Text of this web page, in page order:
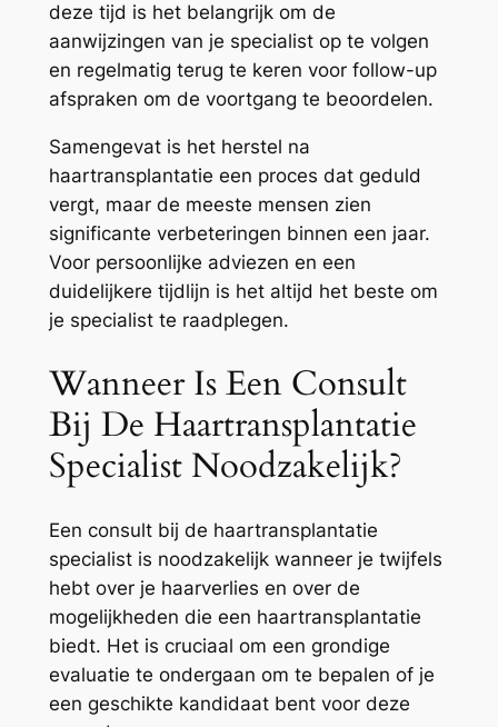
deze tijd is het belangrijk om de
aanwijzingen van je specialist op te volgen
en regelmatig terug te keren voor follow-up
afspraken om de voortgang te beoordelen.
Samengevat is het herstel na
haartransplantatie een proces dat geduld
vergt, maar de meeste mensen zien
significante verbeteringen binnen een jaar.
Voor persoonlijke adviezen en een
duidelijkere tijdlijn is het altijd het beste om
je specialist te raadplegen.
Wanneer Is Een Consult
Bij De Haartransplantatie
Specialist Noodzakelijk?
Een consult bij de haartransplantatie
specialist is noodzakelijk wanneer je twijfels
hebt over je haarverlies en over de
mogelijkheden die een haartransplantatie
biedt. Het is cruciaal om een grondige
evaluatie te ondergaan om te bepalen of je
een geschikte kandidaat bent voor deze